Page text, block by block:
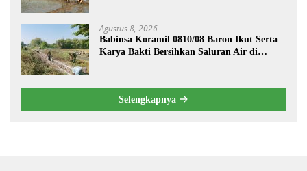
Agustus 8, 2026
Babinsa Koramil 0810/08 Baron Ikut Serta
Karya Bakti Bersihkan Saluran Air di
Selengkapnya